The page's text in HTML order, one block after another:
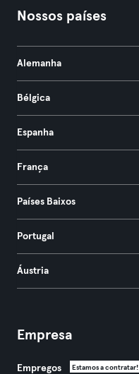
Nossos países
Alemanha
Bélgica
Espanha
França
Países Baixos
Portugal
Áustria
Empresa
Empregos Estamos a contratar!